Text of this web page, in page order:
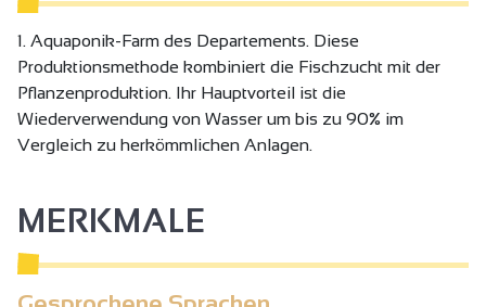
1. Aquaponik-Farm des Departements. Diese
Produktionsmethode kombiniert die Fischzucht mit der
Pflanzenproduktion. Ihr Hauptvorteil ist die
Wiederverwendung von Wasser um bis zu 90% im
Vergleich zu herkömmlichen Anlagen.
MERKMALE